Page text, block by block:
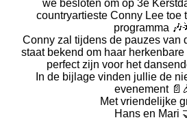
we besloten om op 3e
countryartieste Conny Lee toe
programma
Conny zal tijdens de pauzes van
staat bekend om haar
perfect zijn voor het
In de bijlage vinden jullie de
evenement
Met vriendelijke
Hans en Mari